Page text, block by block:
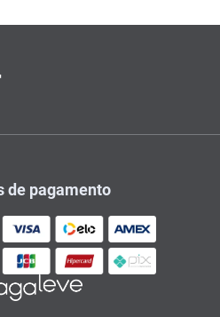
de pagamento